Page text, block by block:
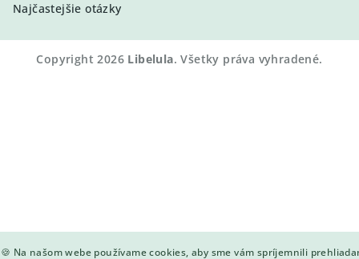
🍪 Na našom webe používame cookies, aby sme vám spríjemnili
Najčastejšie otázky
Copyright 2026 Libelula. Všetky práva vyhradené.